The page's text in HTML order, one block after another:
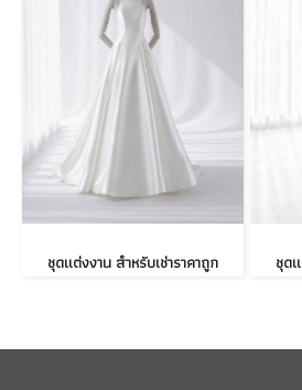
ชุดแต่งงาน สำหรับเช่าราคาถูก ชุด